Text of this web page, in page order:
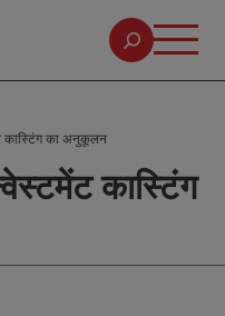
कास्टिंग का अनुकूलन
कास्टिंग